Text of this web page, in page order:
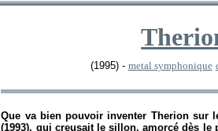
(1995) - metal symphonique
Que va bien pouvoir inventer Therion sur
(1993), qui creusait le sillon, amorcé dès